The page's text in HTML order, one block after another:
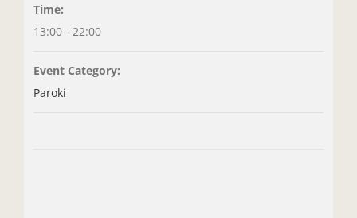
Time:
13:00 - 22:00
Event Category:
Paroki